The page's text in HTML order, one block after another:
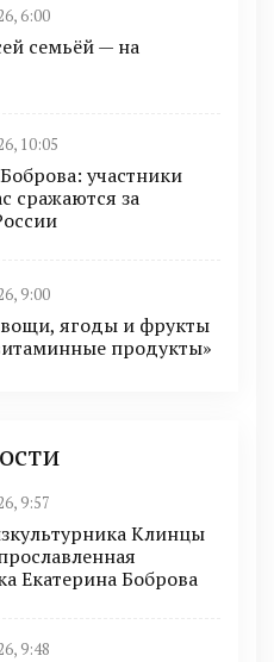
6:00
семьёй — на
10:05
участники
сражаются за
9:00
ягоды и фрукты
продукты»
9:57
Клинцы
Екатерина Боброва
9:48